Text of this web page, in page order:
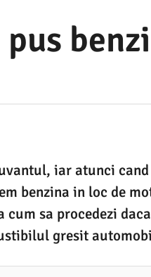
iar atunci
benzina in loc de
cum sa procedezi
gresit